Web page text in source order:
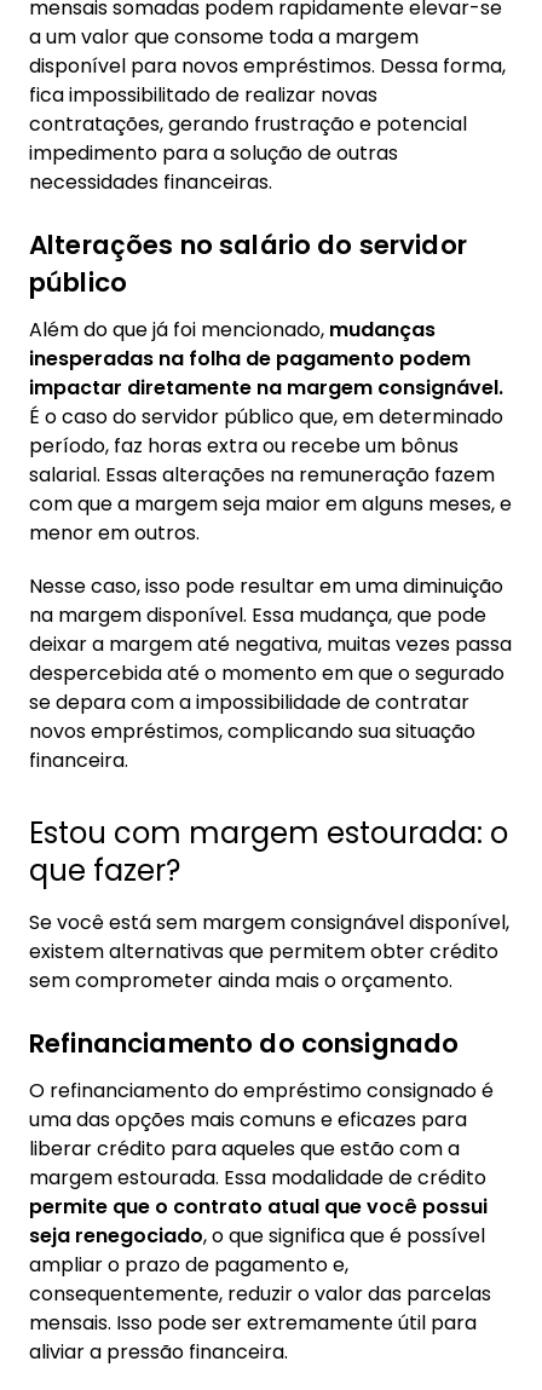
mensais somadas podem rapidamente elevar-se
a um valor que consome toda a margem
disponível para novos empréstimos. Dessa forma,
fica impossibilitado de realizar novas
contratações, gerando frustração e potencial
impedimento para a solução de outras
necessidades financeiras.
Alterações no salário do servidor
público
Além do que já foi mencionado, mudanças
inesperadas na folha de pagamento podem
impactar diretamente na margem consignável.
É o caso do servidor público que, em determinado
período, faz horas extra ou recebe um bônus
salarial. Essas alterações na remuneração fazem
com que a margem seja maior em alguns meses, e
menor em outros.
Nesse caso, isso pode resultar em uma diminuição
na margem disponível. Essa mudança, que pode
deixar a margem até negativa, muitas vezes passa
despercebida até o momento em que o segurado
se depara com a impossibilidade de contratar
novos empréstimos, complicando sua situação
financeira.
Estou com margem estourada: o
que fazer?
Se você está sem margem consignável disponível,
existem alternativas que permitem obter crédito
sem comprometer ainda mais o orçamento.
Refinanciamento do consignado
O refinanciamento do empréstimo consignado é
uma das opções mais comuns e eficazes para
liberar crédito para aqueles que estão com a
margem estourada. Essa modalidade de crédito
permite que o contrato atual que você possui
seja renegociado, o que significa que é possível
ampliar o prazo de pagamento e,
consequentemente, reduzir o valor das parcelas
mensais. Isso pode ser extremamente útil para
aliviar a pressão financeira.